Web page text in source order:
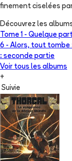
finement ciselées
Découvrez les
Tome 1 - Quelque
6 - Alors, tout tombe
: seconde partie
Voir tous les albums
+
Suivie